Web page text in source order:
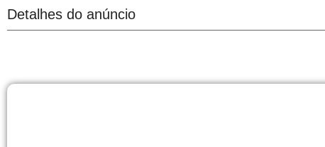
Detalhes do anúncio